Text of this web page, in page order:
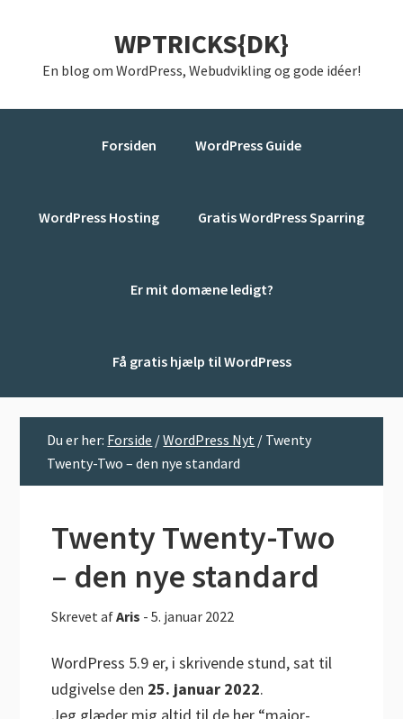
indhold
WPTRICKS{DK}
En blog om WordPress, Webudvikling og gode idéer!
Forsiden WordPress Guide
WordPress Hosting Gratis WordPress Sparring
Er mit domæne ledigt?
Få gratis hjælp til WordPress
Du er her: Forside /WordPress Nyt / Twenty
Twenty-Two – den nye standard
Twenty Twenty-Two
– den nye standard
Skrevet afAris -5. januar 2022
WordPress 5.9 er, i skrivende stund, sat til
udgivelse den 25. januar 2022.